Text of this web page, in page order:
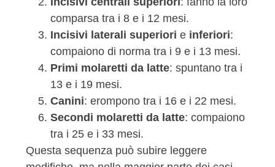
comparsa tra i 8 e i 12 mesi.
Incisivi laterali superiori e inferiori:
compaiono di norma tra i 9 e i 13 mesi.
Primi molaretti da latte: spuntano tra i
13 e i 19 mesi.
Canini: erompono tra i 16 e i 22 mesi.
Secondi molaretti da latte: compaiono
tra i 25 e i 33 mesi.
Questa sequenza può subire leggere